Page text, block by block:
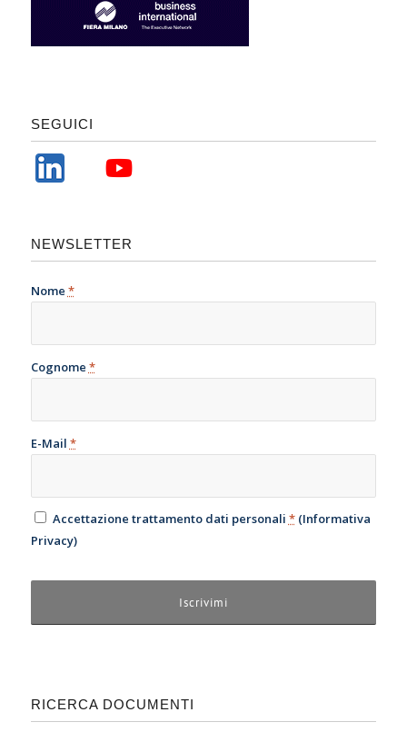
SEGUICI
NEWSLETTER
Nome *
Cognome *
E-Mail *
Accettazione trattamento dati personali *(Informativa
Privacy)
RICERCA DOCUMENTI